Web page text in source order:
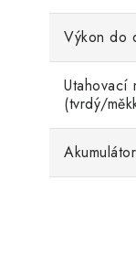
Výkon do
Utahovací
(tvrdý/
Akumulátor